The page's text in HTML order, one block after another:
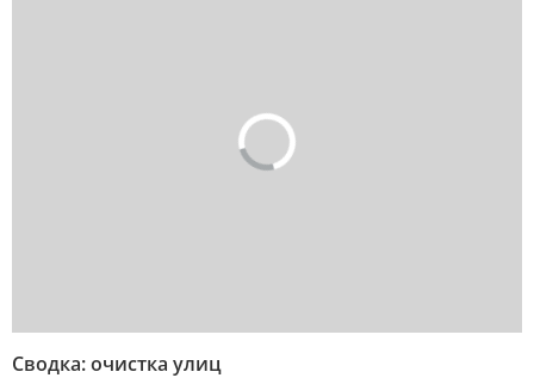
Сводка: очистка улиц